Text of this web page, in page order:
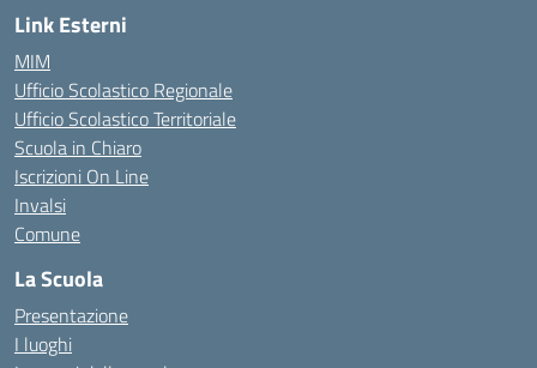
Link Esterni
MIM
Ufficio Scolastico Regionale
Ufficio Scolastico Territoriale
Scuola in Chiaro
Iscrizioni On Line
Invalsi
Comune
La Scuola
Presentazione
I luoghi